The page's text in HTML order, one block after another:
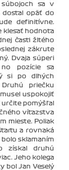
sa v
dostal opäť do
definitívne.
klesať hodnota
časti žltého
zákrute
Dvaja súperi
no pozície sa
si po dlhých
priečku
uspokojiť
pomýšľal
víťazstva
mieste. Poliak
a rovnaká
bolo sklamaním
získal druhú
Jeho kolega
bol Jan Veselý